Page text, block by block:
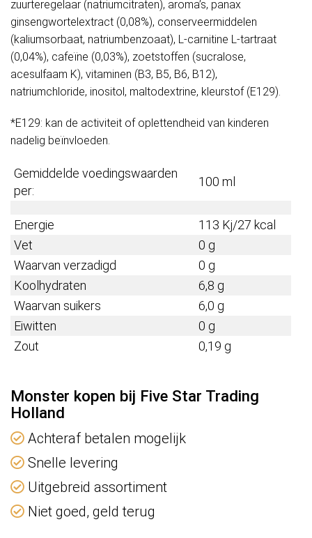
zuurteregelaar (natriumcitraten), aroma’s, panax
ginsengwortelextract (0,08%), conserveermiddelen
(kaliumsorbaat, natriumbenzoaat), L-carnitine L-tartraat
(0,04%), cafeïne (0,03%), zoetstoffen (sucralose,
acesulfaam K), vitaminen (B3, B5, B6, B12),
natriumchloride, inositol, maltodextrine, kleurstof (E129).
*E129: kan de activiteit of oplettendheid van kinderen
nadelig beïnvloeden.
Gemiddelde voedingswaarden
per:
100 ml
Energie
113 Kj/27 kcal
Vet
0 g
Waarvan verzadigd
0 g
Koolhydraten
6,8 g
Waarvan suikers
6,0 g
Eiwitten
0 g
Zout
0,19 g
Monster kopen bij Five Star Trading
Holland
Achteraf betalen mogelijk
Snelle levering
Uitgebreid assortiment
Niet goed, geld terug